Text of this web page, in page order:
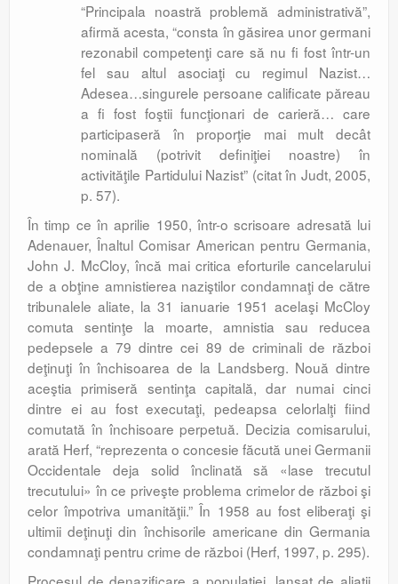
“Principala noastră problemă administrativă”,
afirmă acesta, “consta în găsirea unor germani
rezonabil competenţi care să nu fi fost într-un
fel sau altul asociaţi cu regimul Nazist…
Adesea…singurele persoane calificate păreau
a fi fost foştii funcţionari de carieră… care
participaseră în proporţie mai mult decât
nominală (potrivit definiţiei noastre) în
activităţile Partidului Nazist” (citat în Judt, 2005,
p. 57).
În timp ce în aprilie 1950, într-o scrisoare adresată lui
Adenauer, Înaltul Comisar American pentru Germania,
John J. McCloy, încă mai critica eforturile cancelarului
de a obţine amnistierea naziştilor condamnaţi de către
tribunalele aliate, la 31 ianuarie 1951 acelaşi McCloy
comuta sentinţe la moarte, amnistia sau reducea
pedepsele a 79 dintre cei 89 de criminali de război
deţinuţi în închisoarea de la Landsberg. Nouă dintre
aceştia primiseră sentinţa capitală, dar numai cinci
dintre ei au fost executaţi, pedeapsa celorlalţi fiind
comutată în închisoare perpetuă. Decizia comisarului,
arată Herf, “reprezenta o concesie făcută unei Germanii
Occidentale deja solid înclinată să «lase trecutul
trecutului» în ce priveşte problema crimelor de război şi
celor împotriva umanităţii.” În 1958 au fost eliberaţi şi
ultimii deţinuţi din închisorile americane din Germania
condamnaţi pentru crime de război (Herf, 1997, p. 295).